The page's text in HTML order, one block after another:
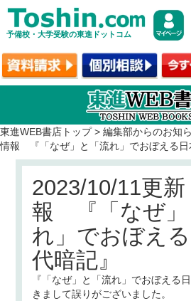
予備校・大学受験の東進ドットコム
東進WEB書店トップ> 編集部からのお知
情報 『「なぜ」と「流れ」でおぼえる日
2023/10/11更
報 『「なぜ」
れ」でおぼえ
代暗記』
『「なぜ」と「流れ」でおぼえる
きまして誤りがございました。